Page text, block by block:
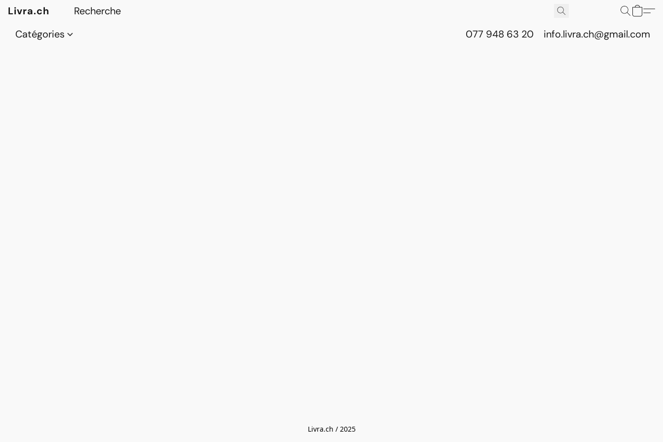
Livra.ch
Catégories
077 948 63 20 info.livra.ch@gmail.com
Livra.ch / 2025